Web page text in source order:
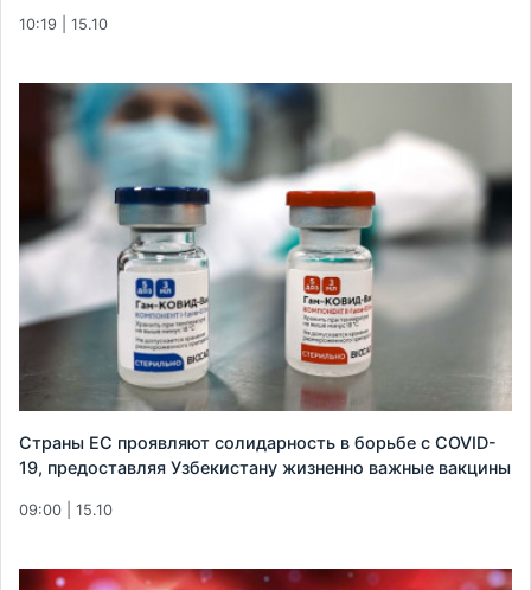
10:19 | 15.10
Страны ЕС проявляют солидарность в борьбе с COVID-
19, предоставляя Узбекистану жизненно важные вакцины
09:00 | 15.10